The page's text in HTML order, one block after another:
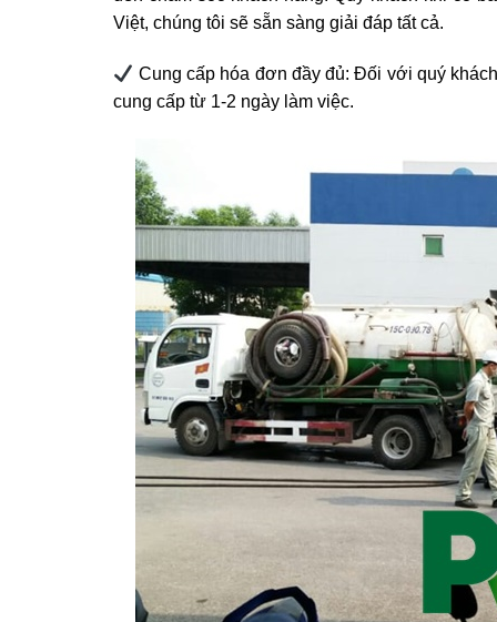
Việt, chúng tôi sẽ sẵn sàng giải đáp tất cả.
Cung cấp hóa đơn đầy đủ: Đối với quý
cung cấp từ 1-2 ngày làm việc.